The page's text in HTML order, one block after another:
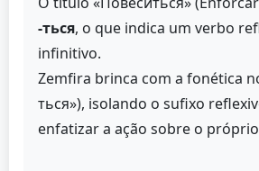
-ться, o que indica um verbo
infinitivo.
Zemfira brinca com a fonética
ться»), isolando o sufixo
enfatizar a ação sobre o